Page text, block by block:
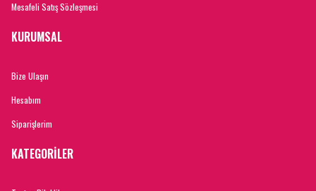
Mesafeli Satış Sözleşmesi
KURUMSAL
Bize Ulaşın
Hesabım
Siparişlerim
KATEGORİLER